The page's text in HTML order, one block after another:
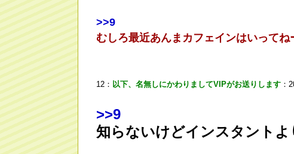
>>9
むしろ最近あんまカフェインはいって
12： 以下、名無しにかわりましてVIPがお送りします ：
>>9
知らないけどインスタント